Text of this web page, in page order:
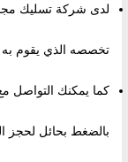
لدى شركة تسليك
تخصصه الذي يقوم به
كما يمكنك التواصل
بالضغط بحائل لحجز